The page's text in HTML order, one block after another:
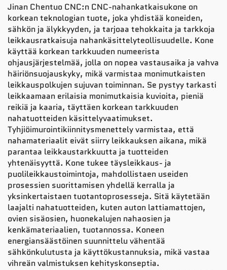
Jinan Chentuo CNC:n CNC-nahankatkaisukone on
korkean teknologian tuote, joka yhdistää koneiden,
sähkön ja älykkyyden, ja tarjoaa tehokkaita ja tarkkoja
leikkausratkaisuja nahankäsittelyteollisuudelle. Kone
käyttää korkean tarkkuuden numeerista
ohjausjärjestelmää, jolla on nopea vastausaika ja vahva
häiriönsuojauskyky, mikä varmistaa monimutkaisten
leikkauspolkujen sujuvan toiminnan. Se pystyy tarkasti
leikkaamaan erilaisia monimutkaisia kuvioita, pieniä
reikiä ja kaaria, täyttäen korkean tarkkuuden
nahatuotteiden käsittelyvaatimukset.
Tyhjiöimurointikiinnitysmenettely varmistaa, että
nahamateriaalit eivät siirry leikkauksen aikana, mikä
parantaa leikkaustarkkuutta ja tuotteiden
yhtenäisyyttä. Kone tukee täysleikkaus- ja
puolileikkaustoimintoja, mahdollistaen useiden
prosessien suorittamisen yhdellä kerralla ja
yksinkertaistaen tuotantoprosesseja. Sitä käytetään
laajalti nahatuotteiden, kuten auton lattiamattojen,
ovien sisäosien, huonekalujen nahaosien ja
kenkämateriaalien, tuotannossa. Koneen
energiansäästöinen suunnittelu vähentää
sähkönkulutusta ja käyttökustannuksia, mikä vastaa
vihreän valmistuksen kehityskonseptia.